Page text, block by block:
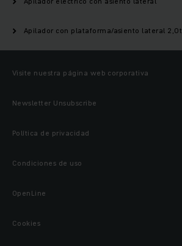
Apilador con plataforma/asiento lateral 2,0t
Visite nuestra página web corporativa
Newsletter Unsubscribe
Política de privacidad
Condiciones de uso
OpenLine
Cookies